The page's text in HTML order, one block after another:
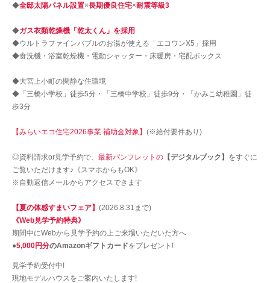
◆全邸太陽パネル設置×長期優良住宅×耐震等級3
◆ガス衣類乾燥機「乾太くん」を採用
◆ウルトラファインバブルのお湯が使える「エコワンX5」採用
◆食洗機・浴室乾燥機・電動シャッター・床暖房・宅配ボックス
◆大宮上小町の閑静な住環境
◆「三橋小学校」徒歩5分・「三橋中学校」徒歩9分・「かみこ幼稚園」徒
歩3分
【みらいエコ住宅2026事業 補助金対象】 (※給付要件あり)
◎資料請求or見学予約で、 最新パンフレットの 【デジタルブック】 をすぐに
ご覧いただけます♪《スマホからもOK》
※自動返信メールからアクセスできます
【夏の体感すまいフェア】 (2026.8.31まで)
《Web見学予約特典》
期間中にWebから見学予約の上ご来場いただいた方へ
●5,000円分のAmazonギフトカードをプレゼント!
見学予約受付中!
現地モデルハウスをご案内いたします!